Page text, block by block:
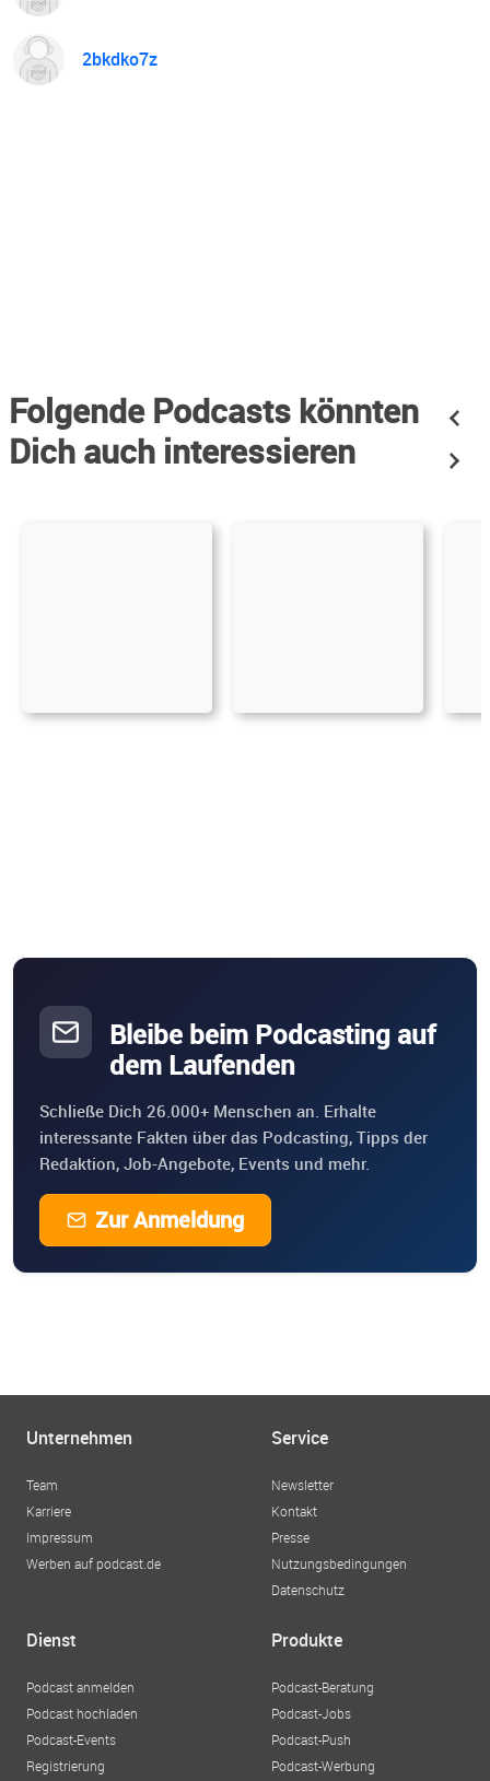
2bkdko7z
Folgende Podcasts könnten
Dich auch interessieren
Bleibe beim Podcasting auf
dem Laufenden
Schließe Dich 26.000+ Menschen an. Erhalte
interessante Fakten über das Podcasting, Tipps der
Redaktion, Job-Angebote, Events und mehr.
Zur Anmeldung
Unternehmen
Team
Karriere
Impressum
Werben auf podcast.de
Service
Newsletter
Kontakt
Presse
Nutzungsbedingungen
Datenschutz
Dienst
Podcast anmelden
Podcast hochladen
Podcast-Events
Registrierung
Produkte
Podcast-Beratung
Podcast-Jobs
Podcast-Push
Podcast-Werbung